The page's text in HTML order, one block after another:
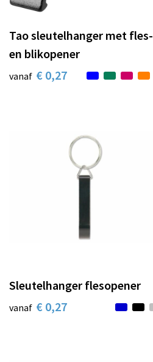
Tao sleutelhanger met fles-
en blikopener
vanaf € 0,27
Sleutelhanger flesopener
vanaf € 0,27